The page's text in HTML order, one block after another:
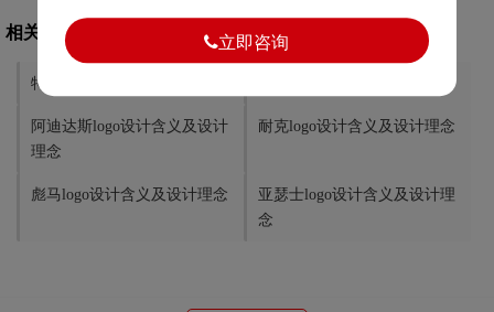
相关文章推荐
特步logo设计含义及设计理念 安踏logo设计含义及设计理念
阿迪达斯logo设计含义及设计
理念
耐克logo设计含义及设计理念
彪马logo设计含义及设计理念
亚瑟士logo设计含义及设计理
念
立即咨询